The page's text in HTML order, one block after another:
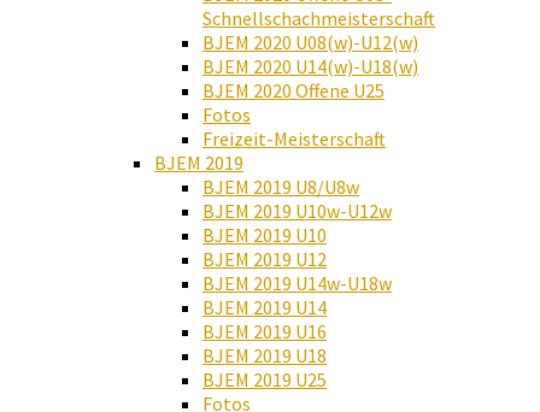
Schnellschachmeisterschaft
BJEM 2020 U08(w)-U12(w)
BJEM 2020 U14(w)-U18(w)
BJEM 2020 Offene U25
Fotos
Freizeit-Meisterschaft
BJEM 2019
BJEM 2019 U8/U8w
BJEM 2019 U10w-U12w
BJEM 2019 U10
BJEM 2019 U12
BJEM 2019 U14w-U18w
BJEM 2019 U14
BJEM 2019 U16
BJEM 2019 U18
BJEM 2019 U25
Fotos